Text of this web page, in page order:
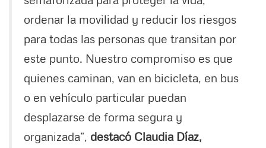
ordenar la movilidad y reducir los riesgos
para todas las personas que transitan por
este punto. Nuestro compromiso es que
quienes caminan, van en bicicleta, en bus
o en vehículo particular puedan
desplazarse de forma segura y
organizada”, destacó Claudia Díaz,